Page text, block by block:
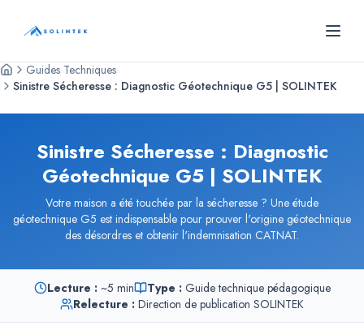
SOLINTEK- Bureau d'études géotechniques
Guides Techniques
Sinistre Sécheresse : Diagnostic Géotechnique G5 | SOLINTEK
Sinistre Sécheresse : Diagnostic
Géotechnique G5 | SOLINTEK
Votre maison a été touchée par la sécheresse ? Une étude
géotechnique G5 est indispensable pour prouver l'origine géotechnique
des désordres et obtenir l'indemnisation CATNAT.
Lecture :~5 min Type : Guide technique pédagogique
Relecture : Direction de publication SOLINTEK